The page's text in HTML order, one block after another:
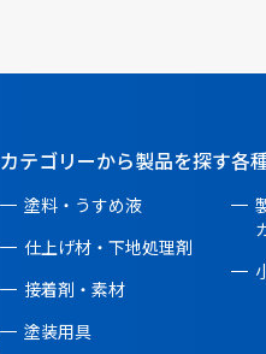
カテゴリーから製品を探す
塗料・うすめ液
仕上げ材・下地処理剤
接着剤・素材
塗装用具
各